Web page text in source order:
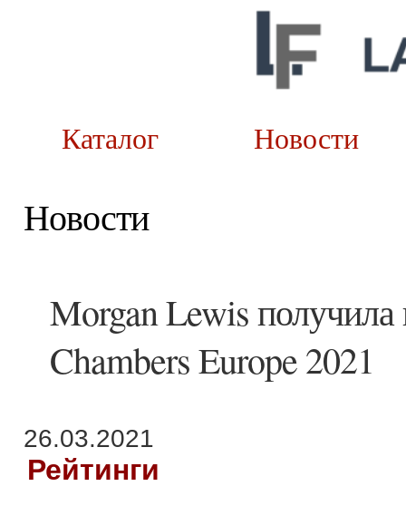
Каталог
Новости
Morgan Lewis получила
Chambers Europe 2021
26.03.2021
Рейтинги